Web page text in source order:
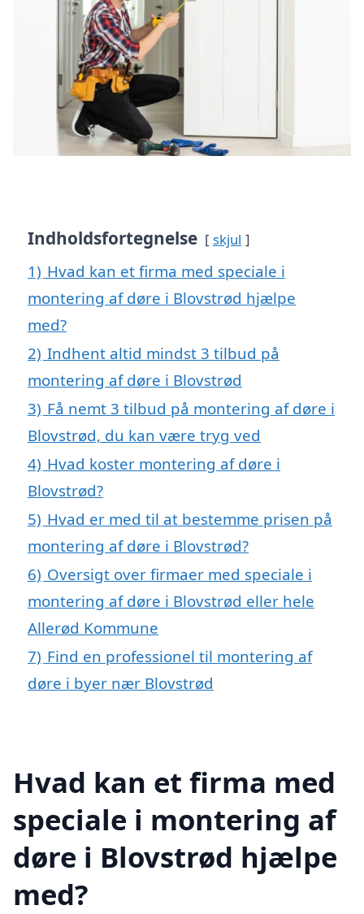
Indholdsfortegnelse skjul
1) Hvad kan et firma med speciale i
montering af døre i Blovstrød hjælpe
med?
2) Indhent altid mindst 3 tilbud på
montering af døre i Blovstrød
3) Få nemt 3 tilbud på montering af døre i
Blovstrød, du kan være tryg ved
4) Hvad koster montering af døre i
Blovstrød?
5) Hvad er med til at bestemme prisen på
montering af døre i Blovstrød?
6) Oversigt over firmaer med speciale i
montering af døre i Blovstrød eller hele
Allerød Kommune
7) Find en professionel til montering af
døre i byer nær Blovstrød
Hvad kan et firma med
speciale i montering af
døre i Blovstrød hjælpe
med?